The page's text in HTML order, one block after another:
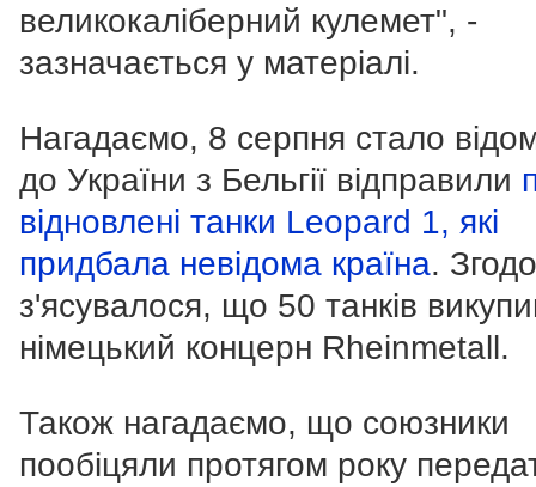
великокаліберний кулемет", -
зазначається у матеріалі.
Нагадаємо, 8 серпня стало
до України з Бельгії відправили
відновлені танки Leopard 1, які
придбала невідома країна.
з'ясувалося, що 50 танків
німецький концерн Rheinmetall.
Також нагадаємо, що союзники
пообіцяли протягом року